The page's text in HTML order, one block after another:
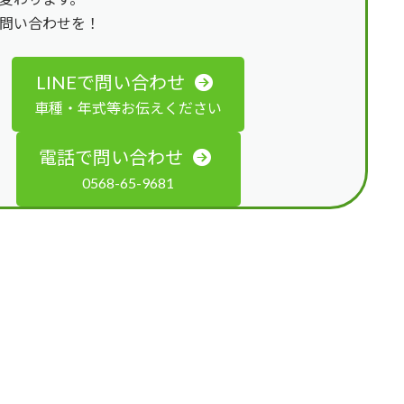
い合わせを！
LINEで問い合わせ
車種・年式等お伝えください
電話で問い合わせ
0568-65-9681